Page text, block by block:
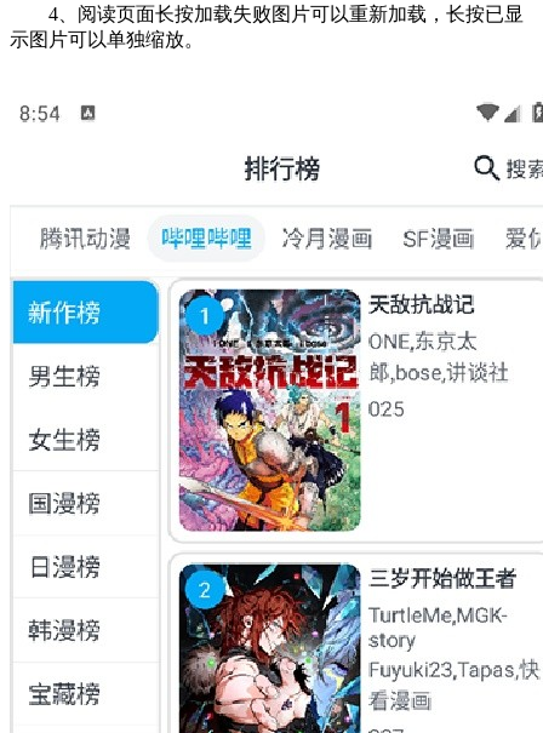
4、阅读页面长按加载失败图片可以重新加载，长按已显
示图片可以单独缩放。